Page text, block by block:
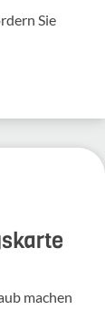
Sie
machen